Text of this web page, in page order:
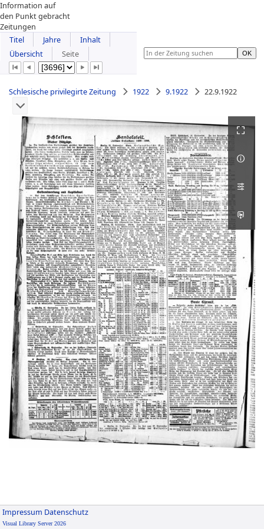
Information auf
den Punkt gebracht
Zeitungen
Titel
Jahre
Inhalt
Übersicht
Seite
Schlesische privilegirte Zeitung 1922 9.1922 22.9.1922
Impressum Datenschutz
Visual Library Server 2026